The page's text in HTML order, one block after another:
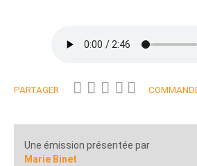
PARTAGER
Une émission présentée par
Marie Binet